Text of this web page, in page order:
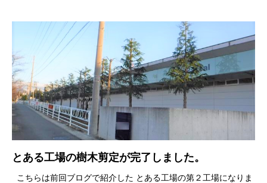
とある工場の樹木剪定が完了しました。
こちらは前回ブログで紹介した とある工場の第２工場になりま